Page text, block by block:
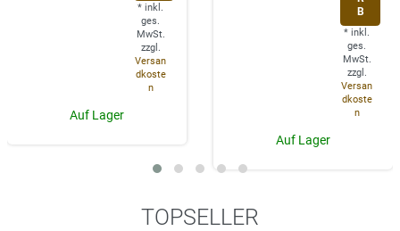
* inkl.
ges.
MwSt.
zzgl.
Versan
dkoste
n
Auf Lager
B
* inkl.
ges.
MwSt.
zzgl.
Versan
dkoste
n
Auf Lager
TOPSELLER